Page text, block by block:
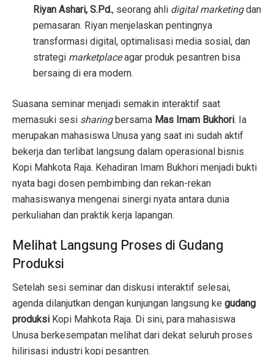
Riyan Ashari, S.Pd., seorang ahli digital marketingdan
pemasaran. Riyan menjelaskan pentingnya
transformasi digital, optimalisasi media sosial, dan
strategi marketplaceagar produk pesantren bisa
bersaing di era modern.
Suasana seminar menjadi semakin interaktif saat
memasuki sesi sharingbersama Mas Imam Bukhori. Ia
merupakan mahasiswa Unusa yang saat ini sudah aktif
bekerja dan terlibat langsung dalam operasional bisnis
Kopi Mahkota Raja. Kehadiran Imam Bukhori menjadi bukti
nyata bagi dosen pembimbing dan rekan-rekan
mahasiswanya mengenai sinergi nyata antara dunia
perkuliahan dan praktik kerja lapangan.
Melihat Langsung Proses di Gudang
Produksi
Setelah sesi seminar dan diskusi interaktif selesai,
agenda dilanjutkan dengan kunjungan langsung ke gudang
produksi Kopi Mahkota Raja. Di sini, para mahasiswa
Unusa berkesempatan melihat dari dekat seluruh proses
hilirisasi industri kopi pesantren.